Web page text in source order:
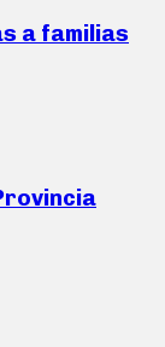
a familias